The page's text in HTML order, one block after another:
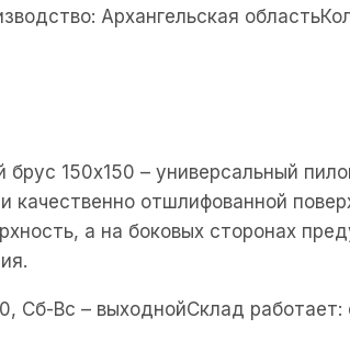
Архангельская
150х150 – универсальный
качественно отшлифованной
а на боковых сторонах
Сб-Вс – выходнойСклад работает: